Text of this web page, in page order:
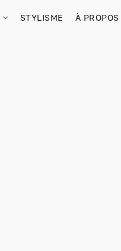
STYLISME À